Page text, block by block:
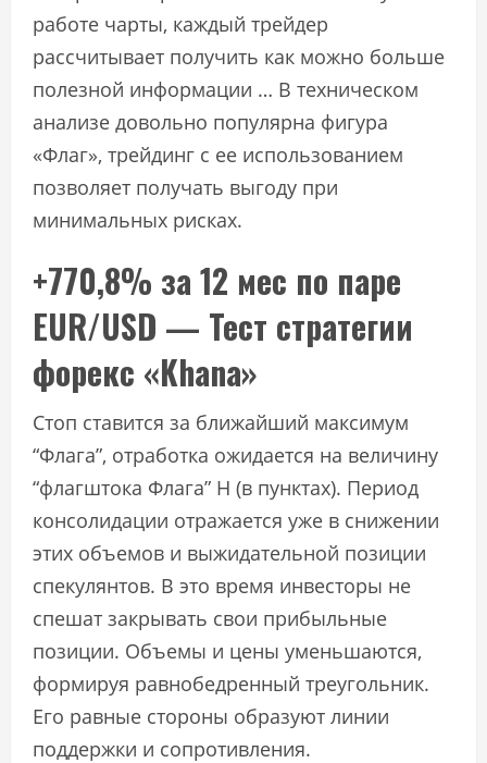
работе чарты, каждый трейдер
рассчитывает получить как можно больше
полезной информации … В техническом
анализе довольно популярна фигура
«Флаг», трейдинг с ее использованием
позволяет получать выгоду при
минимальных рисках.
+770,8% за 12 мес по паре
EUR/USD — Тест стратегии
форекс «Khana»
Стоп ставится за ближайший максимум
“Флага”, отработка ожидается на величину
“флагштока Флага” Н (в пунктах). Период
консолидации отражается уже в снижении
этих объемов и выжидательной позиции
спекулянтов. В это время инвесторы не
спешат закрывать свои прибыльные
позиции. Объемы и цены уменьшаются,
формируя равнобедренный треугольник.
Его равные стороны образуют линии
поддержки и сопротивления.